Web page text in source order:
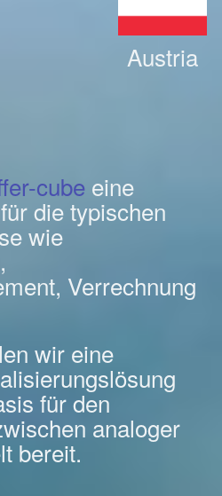
Austria
cube eine
die typischen
wie
Verrechnung
wir eine
für den
analoger
bereit.